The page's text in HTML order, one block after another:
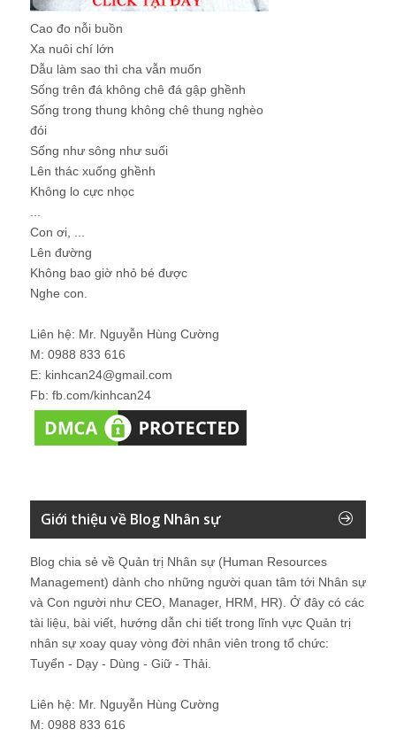
Cao đo nỗi buồn
Xa nuôi chí lớn
Dẫu làm sao thì cha vẫn muốn
Sống trên đá không chê đá gập ghềnh
Sống trong thung không chê thung nghèo
đói
Sống như sông như suối
Lên thác xuống ghềnh
Không lo cực nhọc
...
Con ơi, ...
Lên đường
Không bao giờ nhỏ bé được
Nghe con.
Liên hệ: Mr. Nguyễn Hùng Cường
M: 0988 833 616
E: kinhcan24@gmail.com
Fb: fb.com/kinhcan24
Giới thiệu về Blog Nhân sự
Blog chia sẻ về Quản trị Nhân sự (Human Resources
Management) dành cho những người quan tâm tới Nhân sự
và Con người như CEO, Manager, HRM, HR). Ở đây có các
tài liệu, bài viết, hướng dẫn chi tiết trong lĩnh vực Quản trị
nhân sự xoay quay vòng đời nhân viên trong tổ chức:
Tuyển - Dạy - Dùng - Giữ - Thải.
Liên hệ: Mr. Nguyễn Hùng Cường
M: 0988 833 616